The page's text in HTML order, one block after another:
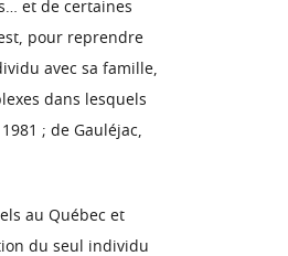
et de certaines
pour reprendre
avec sa famille,
dans lesquels
; de Gauléjac,
au Québec et
du seul individu